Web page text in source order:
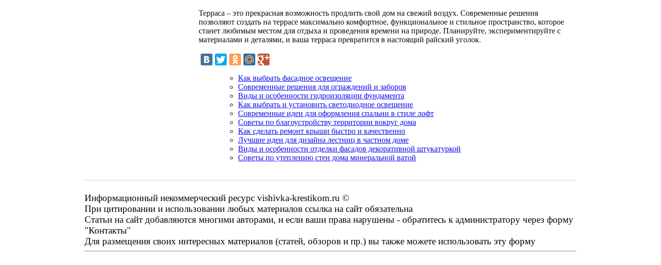
Терраса – это прекрасная возможность продлить свой дом на свежий воздух. Современные решения
позволяют создать на террасе максимально комфортное, функциональное и стильное пространство, которое
станет любимым местом для отдыха и проведения времени на природе. Планируйте, экспериментируйте с
материалами и деталями, и ваша терраса превратится в настоящий райский уголок.
Как выбрать фасадное освещение
Современные решения для ограждений и заборов
Виды и особенности гидроизоляции фундамента
Как выбрать и установить светодиодное освещение
Современные идеи для оформления спальни в стиле лофт
Советы по благоустройству территории вокруг дома
Как сделать ремонт крыши быстро и качественно
Лучшие идеи для дизайна лестниц в частном доме
Виды и особенности отделки фасадов декоративной штукатуркой
Советы по утеплению стен дома минеральной ватой
Информационный некоммерческий ресурс vishivka-krestikom.ru ©
При цитировании и использовании любых материалов ссылка на сайт обязательна
Статьи на сайт добавляются многими авторами, и если ваши права нарушены - обратитесь к администратору через форму
"Контакты"
Для размещения своих интересных материалов (статей, обзоров и пр.) вы также можете использовать эту форму